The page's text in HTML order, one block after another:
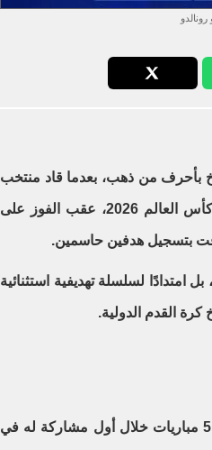
رونالدو
بأحرف من ذهب، بعدما قاد منتخب
بلاده لإنجاز غير مسبوق بالتأهل إلى ربع نهائي كأس العالم 2026، عقب الفوز على
امتدادًا لسلسلة تهديفية استثنائية
القدم الدولية.
بهذا اللقاء، رفع هالاند رصيده إلى 7 أهداف في 5 مباريات خلال أول مشاركة له في